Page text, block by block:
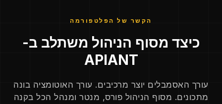
הקשר של הפלטפורמה
כיצד מסוף הניהול משתלב ב-
APIANT
עורך האסמבלים יוצר מרכיבים. עורך האוטומציה בונה
מתכונים. מסוף הניהול פורס, מנטר ומנהל הכל בקנה